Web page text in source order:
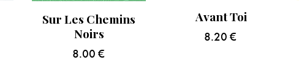
Sur Les Chemins
Noirs
8.00 €
Avant Toi
8.20€